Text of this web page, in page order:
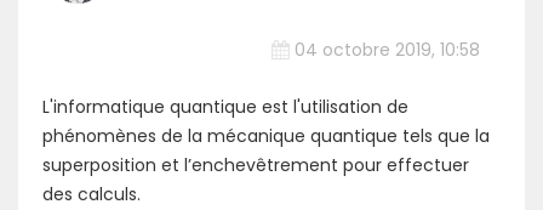
04 octobre 2019, 10:58
L'informatique quantique est l'utilisation de
phénomènes de la mécanique quantique tels que la
superposition et l’enchevêtrement pour effectuer
des calculs.